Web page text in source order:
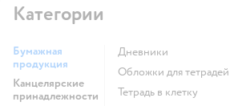
Категории
Бумажная
продукция
Канцелярские
принадлежности
Дневники
Обложки для тетрадей
Тетрадь в клетку